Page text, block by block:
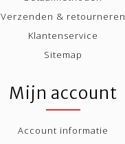
Verzenden & retourneren
Klantenservice
Sitemap
Mijn account
Account informatie